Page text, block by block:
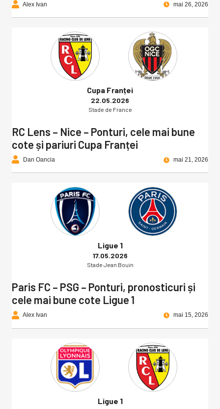
Alex Ivan mai 26, 2026
Cupa Franței
22.05.2026
Stade de France
RC Lens – Nice – Ponturi, cele mai bune
cote și pariuri Cupa Franței
Dan Oancia mai 21, 2026
Ligue 1
17.05.2026
Stade Jean Bouin
Paris FC – PSG – Ponturi, pronosticuri și
cele mai bune cote Ligue 1
Alex Ivan mai 15, 2026
Ligue 1